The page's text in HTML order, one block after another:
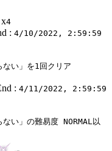
x4
: 4/10/2022, 2:59:59
ない」を1回クリア
: 4/11/2022, 2:59:59
い」の難易度 NORMAL以